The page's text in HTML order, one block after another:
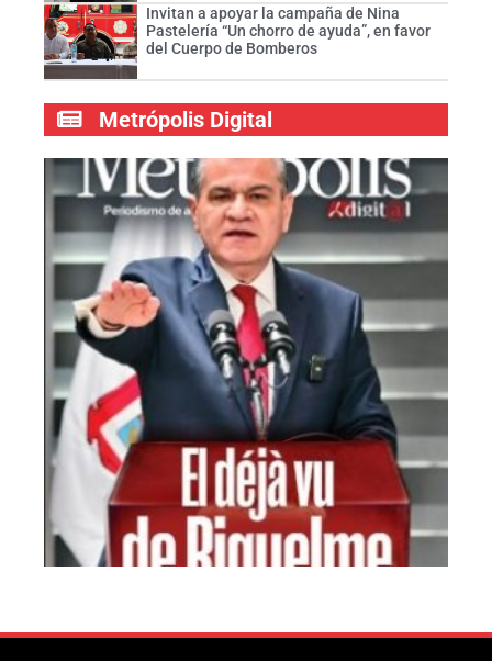
Invitan a apoyar la campaña de Nina
Pastelería “Un chorro de ayuda”, en favor
del Cuerpo de Bomberos
Metrópolis Digital